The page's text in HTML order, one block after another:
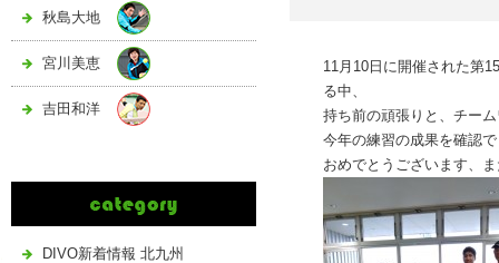
11月10日に開催された第
る中、
持ち前の頑張りと、チー
今年の練習の成果を確認
おめでとうございます、
秋島大地
宮川美恵
吉田和洋
DIVO新着情報 北九州